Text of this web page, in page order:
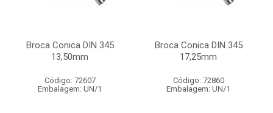
Broca Conica DIN 345
13,50mm
Código: 72607
Embalagem: UN/1
Broca Conica DIN 345
17,25mm
Código: 72860
Embalagem: UN/1